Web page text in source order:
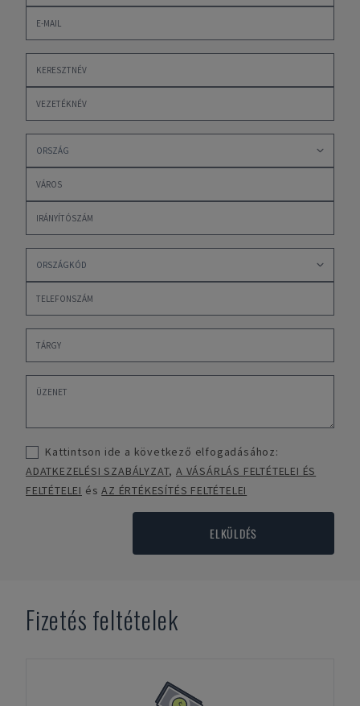
Kattintson ide a következő elfogadásához:
ADATKEZELÉSI SZABÁLYZAT,A VÁSÁRLÁS FELTÉTELEI ÉS
FELTÉTELEI ésAZ ÉRTÉKESÍTÉS FELTÉTELEI
ELKÜLDÉS
Fizetés feltételek